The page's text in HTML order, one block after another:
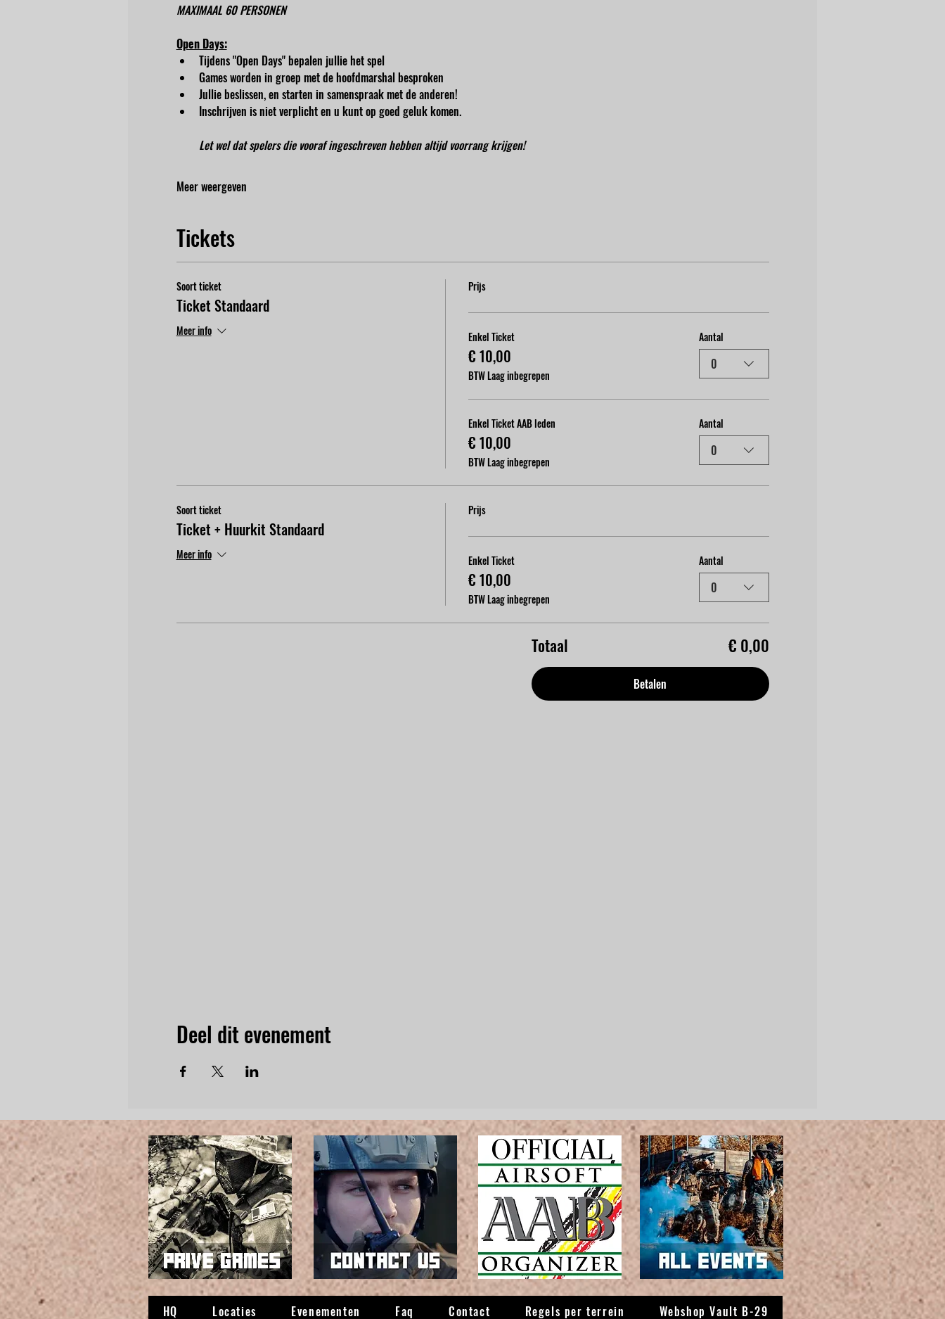
MAXIMAAL 60 PERSONEN
Open Days:
Tijdens "Open Days" bepalen jullie het spel
Games worden in groep met de hoofdmarshal besproken
Jullie beslissen, en starten in samenspraak met de anderen!
Inschrijven is niet verplicht en u kunt op goed geluk komen.
Let wel dat spelers die vooraf ingeschreven hebben altijd voorrang krijgen!
Meer weergeven
Tickets
Soort ticket
Ticket Standaard
Meer info
Prijs
Enkel Ticket
€ 10,00
BTW Laag inbegrepen
Aantal
0
Enkel Ticket AAB leden
€ 10,00
BTW Laag inbegrepen
Aantal
0
Soort ticket
Ticket + Huurkit Standaard
Meer info
Prijs
Enkel Ticket
€ 10,00
BTW Laag inbegrepen
Aantal
0
Totaal € 0,00
Betalen
Deel dit evenement
HQ Locaties Evenementen Faq Contact Regels per terrein Webshop Vault B-29